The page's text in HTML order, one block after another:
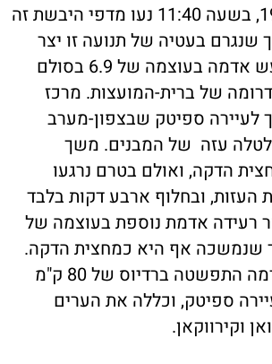
ב-7 בדצמבר 1988, בשעה 11:40 נעו מדפי היבשת זה
שנגרם בעטיה של תנועה זו יצר
תנודה חריפה. רעש אדמה בעוצמה של 6.9 בסולם
של ברית-המועצות. מרכז
לעיירה ספיטק שבצפון-מערב
עזה של המבנים. משך
הדקה, ואולם בטרם נרגעו
העזות, ובחלוף ארבע דקות בלבד
רעידה אדמת נוספת בעוצמה של
שנמשכה אף היא כמחצית הדקה.
עוצמת רעש האדמה התפשטה ברדיוס של 80 ק"מ
ספיטק, וכללה את הערים
וקירווקאן.